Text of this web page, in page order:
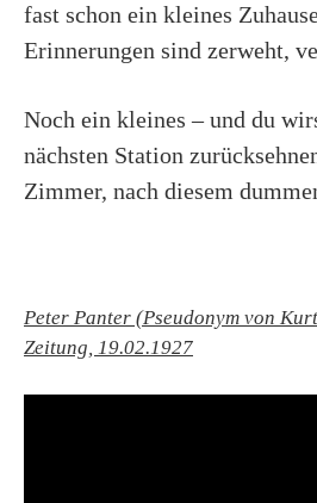
fast schon ein kleines
Erinnerungen sind zerweht,
Noch ein kleines – und du
nächsten Station
Zimmer, nach diesem
Peter Panter (Pseudonym von
Zeitung, 19.02.1927